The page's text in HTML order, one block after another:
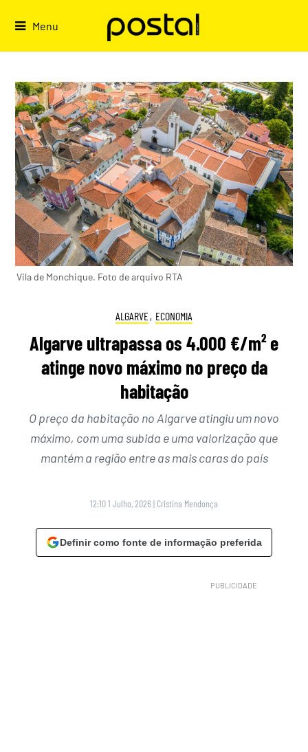
Menu
Vila de Monchique. Foto de arquivo RTA
ALGARVE, ECONOMIA
Algarve ultrapassa os 4.000 €/m² e
atinge novo máximo no preço da
habitação
O preço da habitação no Algarve atingiu um novo
máximo, com uma subida e uma valorização que
mantém a região entre as mais caras do país
12:10 1 Julho, 2026 | Cristina Mendonça
Definir como fonte de informação preferida